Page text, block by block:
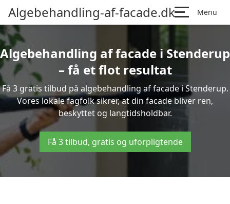
Algebehandling-af-facade.dk Menu
Algebehandling af facade i Stenderup
– få et flot resultat
Få 3 gratis tilbud på algebehandling af facade i Stenderup.
Vores lokale fagfolk sikrer, at din facade bliver ren,
beskyttet og langtidsholdbar.
Få 3 tilbud, gratis og uforpligtende